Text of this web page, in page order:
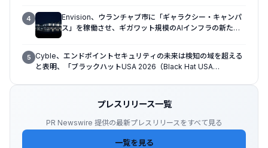
4
Envision、ウランチャブ市に「ギャラクシー・キャンパ
ス」を稼働させ、ギガワット規模のAIインフラの新たな
5 Cyble、エンドポイントセキュリティの未来は検知の域を超える
と表明、「ブラックハットUSA 2026（Black Hat USA
プレスリリース一覧
PR Newswire 提供の最新プレスリリースをすべて見る
一覧を見る